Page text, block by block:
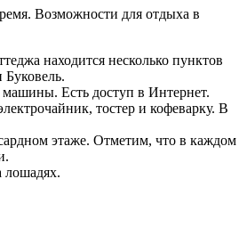
Возможности для отдыха в
находится несколько пунктов
машины. Есть доступ в Интернет.
тостер и кофеварку. В
этаже. Отметим, что в каждом
лошадях.